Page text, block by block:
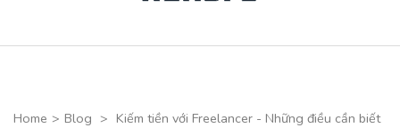
Home > Blog > Kiếm tiền với Freelancer - Những điều cần biết